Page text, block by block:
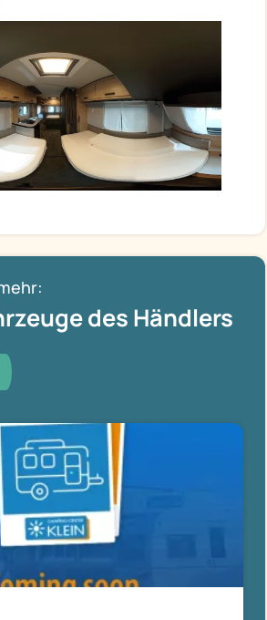
des Händlers